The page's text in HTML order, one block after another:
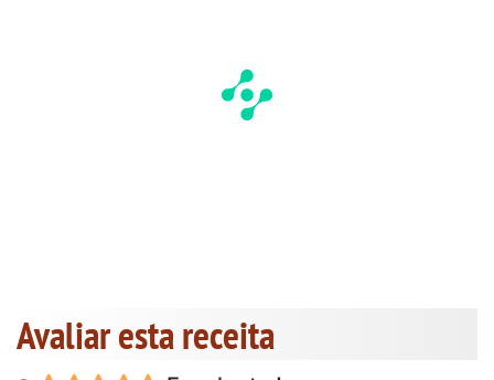
Avaliar esta receita